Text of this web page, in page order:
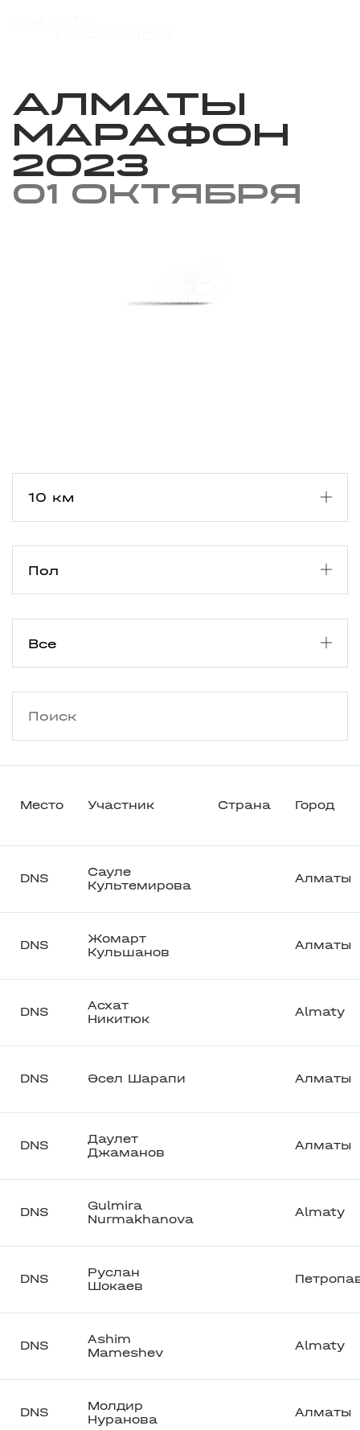
Алматы
марафон
2023
01 октября
Место Участник Страна Город
DNS
Сауле
Культемирова
Алматы
DNS
Жомарт
Кульшанов
Алматы
DNS
Асхат
Никитюк
Almaty
DNS Әсел Шарапи Алматы
DNS
Даулет
Джаманов
Алматы
DNS
Gulmira
Nurmakhanova
Almaty
DNS
Руслан
Шокаев
DNS
Ashim
Mameshev
Almaty
DNS
Молдир
Нуранова
Алматы